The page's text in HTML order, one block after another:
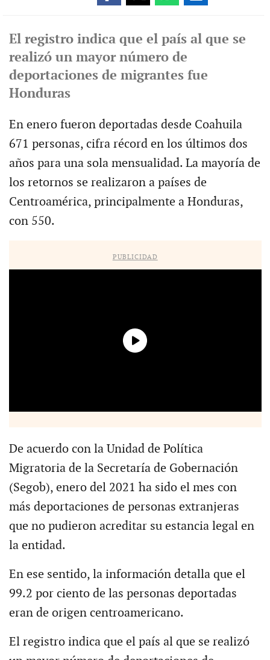
El registro indica que el país al que se
realizó un mayor número de
deportaciones de migrantes fue
Honduras
En enero fueron deportadas desde Coahuila
671 personas, cifra récord en los últimos dos
años para una sola mensualidad. La mayoría de
los retornos se realizaron a países de
Centroamérica, principalmente a Honduras,
con 550.
PUBLICIDAD
De acuerdo con la Unidad de Política
Migratoria de la Secretaría de Gobernación
(Segob), enero del 2021 ha sido el mes con
más deportaciones de personas extranjeras
que no pudieron acreditar su estancia legal en
la entidad.
En ese sentido, la información detalla que el
99.2 por ciento de las personas deportadas
eran de origen centroamericano.
El registro indica que el país al que se realizó